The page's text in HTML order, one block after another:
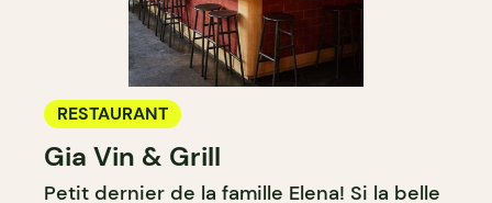
RESTAURANT
Gia Vin & Grill
Petit dernier de la famille Elena! Si la belle